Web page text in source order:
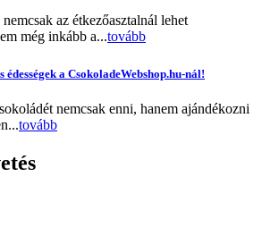
az étkezőasztalnál lehet
még inkább a...tovább
a CsokoladeWebshop.hu-nál!
nemcsak enni, hanem ajándékozni
tovább